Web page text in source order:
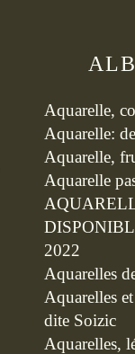
Aquarelle,
Aquarelle:
Aquarelle,
Aquarelle
2022
Aquarelles
Aquarelles
dite Soizic
Aquarelles,